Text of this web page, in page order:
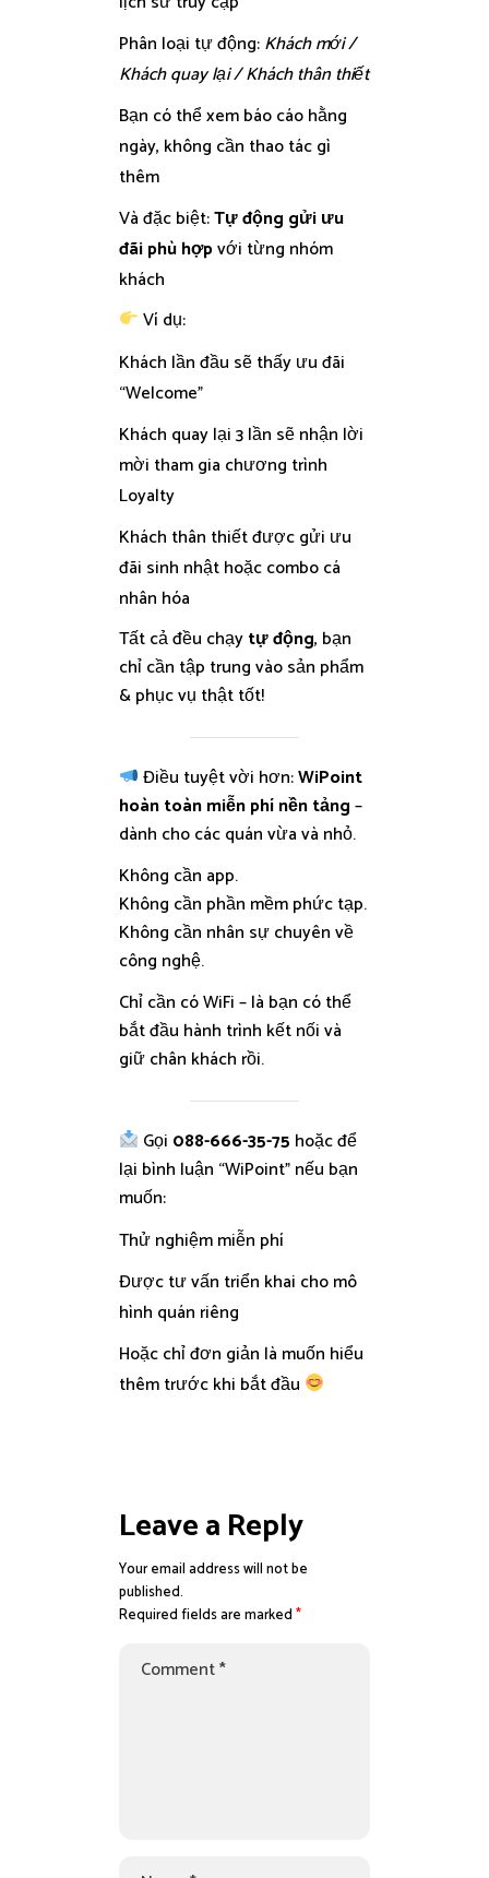
Phân loại tự động:Khách mới /
Khách quay lại / Khách thân thiết
Bạn có thể xem báo cáo hằng
ngày, không cần thao tác gì
thêm
Và đặc biệt:Tự động gửi ưu
đãi phù hợpvới từng nhóm
khách
Ví dụ:
Khách lần đầu sẽ thấy ưu đãi
“Welcome”
Khách quay lại 3 lần sẽ nhận lời
mời tham gia chương trình
Loyalty
Khách thân thiết được gửi ưu
đãi sinh nhật hoặc combo cá
nhân hóa
Tất cả đều chạytự động, bạn
chỉ cần tập trung vào sản phẩm
& phục vụ thật tốt!
Điều tuyệt vời hơn:WiPoint
hoàn toàn miễn phí nền tảng–
dành cho các quán vừa và nhỏ.
Không cần app.
Không cần phần mềm phức tạp.
Không cần nhân sự chuyên về
công nghệ.
Chỉ cần có WiFi – là bạn có thể
bắt đầu hành trình kết nối và
giữ chân khách rồi.
Gọi 088-666-35-75 hoặc để
lại bình luận “WiPoint” nếu bạn
muốn:
Thử nghiệm miễn phí
Được tư vấn triển khai cho mô
hình quán riêng
Hoặc chỉ đơn giản là muốn hiểu
thêm trước khi bắt đầu
Leave a Reply
Your email address will not be
published.
Required fields are marked*